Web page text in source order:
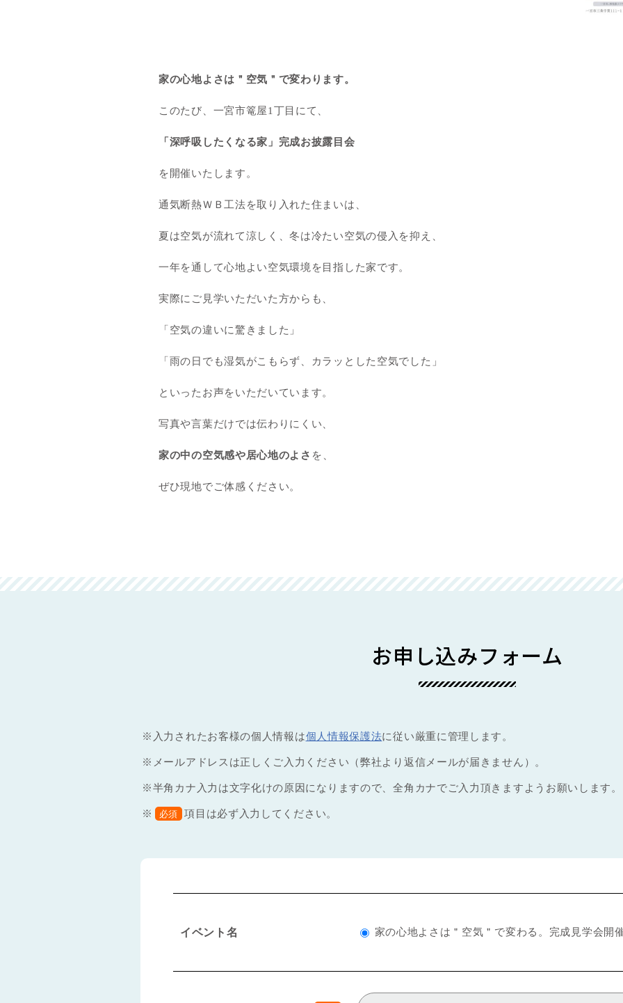
家の心地よさは＂空気＂で変わります。
このたび、一宮市篭屋1丁目にて、
「深呼吸したくなる家」完成お披露目会
を開催いたします。
通気断熱ＷＢ工法を取り入れた住まいは、
夏は空気が流れて涼しく、冬は冷たい空気の侵入を抑え、
一年を通して心地よい空気環境を目指した家です。
実際にご見学いただいた方からも、
「空気の違いに驚きました」
「雨の日でも湿気がこもらず、カラッとした空気でした」
といったお声をいただいています。
写真や言葉だけでは伝わりにくい、
家の中の空気感や居心地のよさ を、
ぜひ現地でご体感ください。
お申し込みフォーム
※入力されたお客様の個人情報は個人情報保護法に従い厳重に管理します。
※メールアドレスは正しくご入力ください（弊社より返信メールが届きません）。
※半角カナ入力は文字化けの原因になりますので、全角カナでご入力頂きますようお願いします。
※ 必須 項目は必ず入力してください。
イベント名 家の心地よさは＂空気＂で変わる。完成見学会開